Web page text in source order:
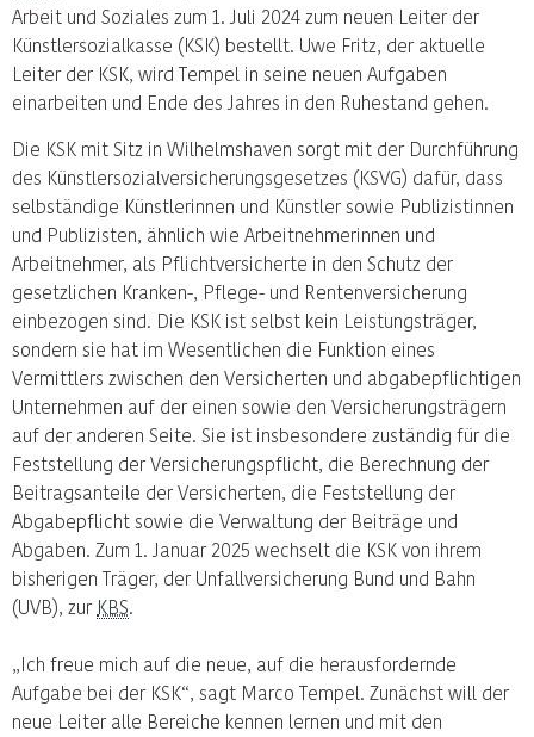
Arbeit und Soziales zum 1. Juli 2024 zum neuen Leiter der
Künstlersozialkasse (KSK) bestellt. Uwe Fritz, der aktuelle
Leiter der KSK, wird Tempel in seine neuen Aufgaben
einarbeiten und Ende des Jahres in den Ruhestand gehen.
Die KSK mit Sitz in Wilhelmshaven sorgt mit der Durchführung
des Künstlersozialversicherungsgesetzes (KSVG) dafür, dass
selbständige Künstlerinnen und Künstler sowie Publizistinnen
und Publizisten, ähnlich wie Arbeitnehmerinnen und
Arbeitnehmer, als Pflichtversicherte in den Schutz der
gesetzlichen Kranken-, Pflege- und Rentenversicherung
einbezogen sind. Die KSK ist selbst kein Leistungsträger,
sondern sie hat im Wesentlichen die Funktion eines
Vermittlers zwischen den Versicherten und abgabepflichtigen
Unternehmen auf der einen sowie den Versicherungsträgern
auf der anderen Seite. Sie ist insbesondere zuständig für die
Feststellung der Versicherungspflicht, die Berechnung der
Beitragsanteile der Versicherten, die Feststellung der
Abgabepflicht sowie die Verwaltung der Beiträge und
Abgaben. Zum 1. Januar 2025 wechselt die KSK von ihrem
bisherigen Träger, der Unfallversicherung Bund und Bahn
(UVB), zur KBS.
„Ich freue mich auf die neue, auf die herausfordernde
Aufgabe bei der KSK“, sagt Marco Tempel. Zunächst will der
neue Leiter alle Bereiche kennen lernen und mit den